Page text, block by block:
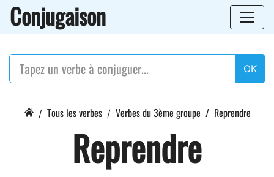
Conjugaison
OK
Tous les verbes Verbes du 3ème groupe Reprendre
Reprendre